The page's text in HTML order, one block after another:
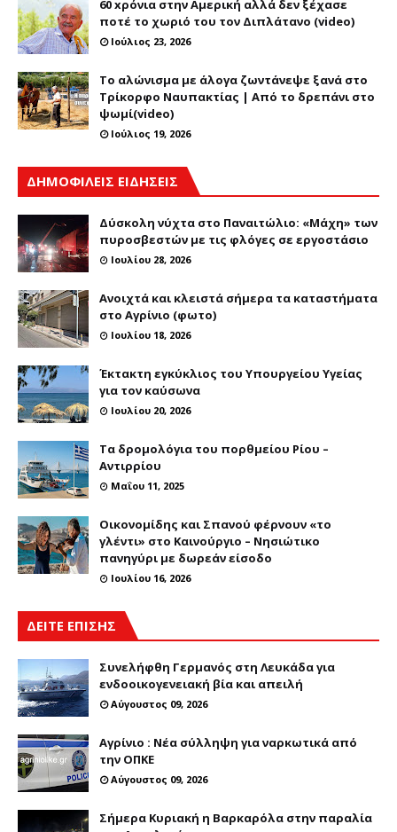
60 xρόνια στην Αμερική αλλά δεν ξέχασε
ποτέ το χωριό του τον Διπλάτανο (video)
Ιούλιος 23, 2026
Το αλώνισμα με άλογα ζωντάνεψε ξανά στο
Τρίκορφο Ναυπακτίας | Από το δρεπάνι στο
ψωμί(video)
Ιούλιος 19, 2026
ΔΗΜΟΦΙΛΕΙΣ ΕΙΔΗΣΕΙΣ
Δύσκολη νύχτα στο Παναιτώλιο: «Μάχη» των
πυροσβεστών με τις φλόγες σε εργοστάσιο
Ιουλίου 28, 2026
Ανοιχτά και κλειστά σήμερα τα καταστήματα
στο Αγρίνιο (φωτο)
Ιουλίου 18, 2026
Έκτακτη εγκύκλιος του Υπουργείου Υγείας
για τον καύσωνα
Ιουλίου 20, 2026
Τα δρομολόγια του πορθμείου Ρίου –
Αντιρρίου
Μαΐου 11, 2025
Οικονομίδης και Σπανού φέρνουν «το
γλέντι» στο Καινούργιο – Νησιώτικο
πανηγύρι με δωρεάν είσοδο
Ιουλίου 16, 2026
ΔΕΙΤΕ ΕΠΙΣΗΣ
Συνελήφθη Γερμανός στη Λευκάδα για
ενδοοικογενειακή βία και απειλή
Αύγουστος 09, 2026
Αγρίνιο : Νέα σύλληψη για ναρκωτικά από
την ΟΠΚΕ
Αύγουστος 09, 2026
Σήμερα Κυριακή η Βαρκαρόλα στην παραλία